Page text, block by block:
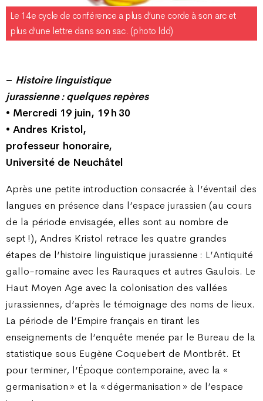
Le 14e cycle de conférence a plus d’une corde à son arc et
plus d’une lettre dans son sac. (photo ldd)
– Histoire linguistique
jurassienne : quelques repères
• Mercredi 19 juin, 19 h 30
• Andres Kristol,
professeur honoraire,
Université de Neuchâtel
Après une petite introduction consacrée à l’éventail des
langues en présence dans l’espace jurassien (au cours
de la période envisagée, elles sont au nombre de
sept !), Andres Kristol retrace les quatre grandes
étapes de l’histoire linguistique jurassienne : L’Antiquité
gallo-romaine avec les Rauraques et autres Gaulois. Le
Haut Moyen Age avec la colonisation des vallées
jurassiennes, d’après le témoignage des noms de lieux.
La période de l’Empire français en tirant les
enseignements de l’enquête menée par le Bureau de la
statistique sous Eugène Coquebert de Montbrêt. Et
pour terminer, l’Époque contemporaine, avec la «
germanisation » et la « dégermanisation » de l’espace